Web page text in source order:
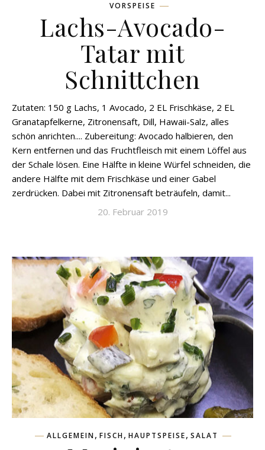
VORSPEISE
Lachs-Avocado-
Tatar mit
Schnittchen
Zutaten: 150 g Lachs, 1 Avocado, 2 EL Frischkäse, 2 EL
Granatapfelkerne, Zitronensaft, Dill, Hawaii-Salz, alles
schön anrichten.... Zubereitung: Avocado halbieren, den
Kern entfernen und das Fruchtfleisch mit einem Löffel aus
der Schale lösen. Eine Hälfte in kleine Würfel schneiden, die
andere Hälfte mit dem Frischkäse und einer Gabel
zerdrücken. Dabei mit Zitronensaft beträufeln, damit...
20. Februar 2019
ALLGEMEIN, FISCH, HAUPTSPEISE, SALAT